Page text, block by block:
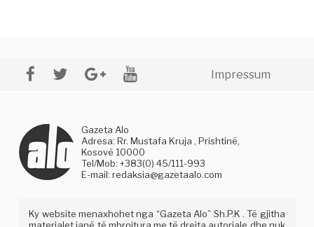
Impressum
Gazeta Alo
Adresa: Rr. Mustafa Kruja , Prishtinë,
Kosovë 10000
Tel/Mob: +383(0) 45/111-993
E-mail:redaksia@gazetaalo.com
Ky website menaxhohet nga “Gazeta Alo” Sh.P.K . Të gjitha